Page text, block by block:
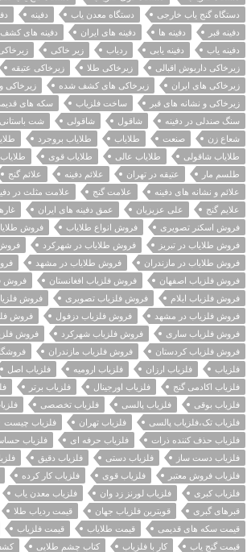
دستگاه گنج یاب خارجی
دستگاه معدن یاب دفينه
دفینه قبر
دفینه ها دفینه های ایران دفینه های
دفینه یاب
دفینه یابی ردیاب زیر خاکی
زیرخاکی داریوش اقبالی
زیرخاکی طلا زیرخاکی عتیقه
زیرخاکی های ایران
زیرخاکی های کشف شده
زیرخاکی و
زیرخاکی و نشانه های قبر
ساخت فلزیاب سکه های
سنگ صندلی در دفینه
شاقول شاقولی شت باستانی
شعاع زن
صنعت طلایاب طلایاب بروجرد
طلایاب شاقولی
طلایاب عالی طلایاب قوی
طلسم مار
عتیقه در تهران علائم دفینه
علائم گنج
علائم و نشانه های دفینه
علامت گنج علامت مثلث در
علایم گنج
علی عزیزیان عمق دفینه های ایران
فروش اسکنر تصویری
فروش انواع طلایاب
فروش
فروش طلایاب در تبریز
فروش طلایاب در شهرکرد
فروش
فروش طلایاب در مازندران
فروش طلایاب در مشهد
فروش فلزیاب اصفهان
فروش فلزیاب افغانستان
فروش
فروش فلزیاب ایلام
فروش فلزیاب تصویری
فروش
فروش فلزیاب در مشهد
فروش فلزیاب دزفول
فروش
فروش فلزیاب ساری
فروش فلزیاب شهرکرد
فروش
فروش فلزیاب کردستان
فروش فلزیاب مازندران
فلزیاب
فلزیاب ارزان فلزیاب ارومیه فلزیاب اصل
فلزیاب اکادمی گنج
فلزیاب اورجینال فلزیاب برتر
فلزیاب بوقی
فلزیاب پالسی فلزیاب تخصصی
فلزیاب تک،فلزیاب پالسی
فلزیاب تهران
فلزیاب چیست
فلزیاب حذف کننده ذرات
فلزیاب حرفه ای فلزیاب
فلزیاب دست ساز
فلزیاب دستی فلزیاب دقیق
فلزیاب فروش معتبر
فلزیاب قوی فلزیاب کار کرده
فلزیاب کبری
فلزیاب لورنز زد وان فلزیاب معدن یاب
قبرهای گبری
قویترین فلزیاب جهان قیمت ردیاب طلا
قیمت سکه های قدیمی
قیمت طلایاب قیمت فلزیاب
قیمت گنج یاب
کار با فلزیاب کتاب چشم طلایی